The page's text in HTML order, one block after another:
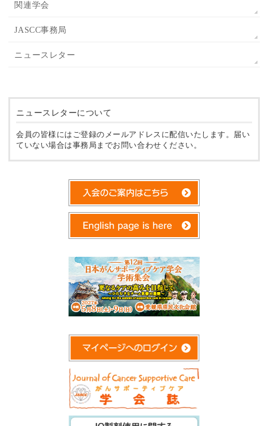
関連学会
JASCC事務局
ニュースレター
ニュースレターについて
会員の皆様にはご登録のメールアドレスに配信いたします。届い
ていない場合は事務局までお問い合わせください。